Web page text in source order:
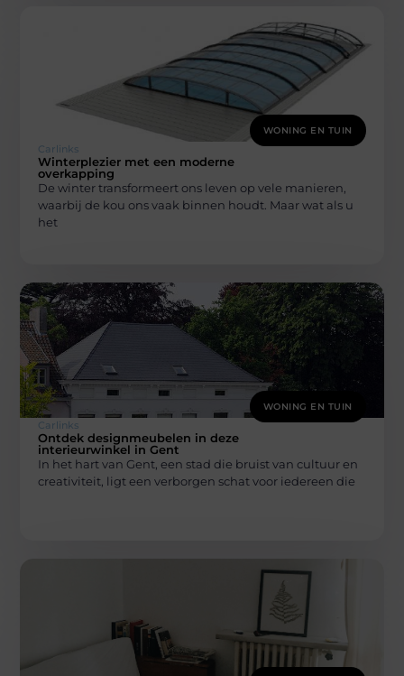
WONING EN TUIN
Carlinks
Winterplezier met een moderne
overkapping
De winter transformeert ons leven op vele manieren,
waarbij de kou ons vaak binnen houdt. Maar wat als u
het
WONING EN TUIN
Carlinks
Ontdek designmeubelen in deze
interieurwinkel in Gent
In het hart van Gent, een stad die bruist van cultuur en
creativiteit, ligt een verborgen schat voor iedereen die